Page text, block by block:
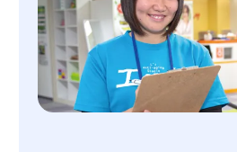
説明会へ参加しよう！